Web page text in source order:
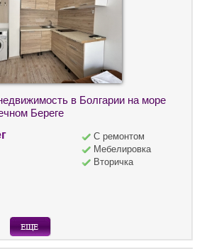
в Болгарии на море
Береге
С ремонтом
Мебелировка
Вторичка